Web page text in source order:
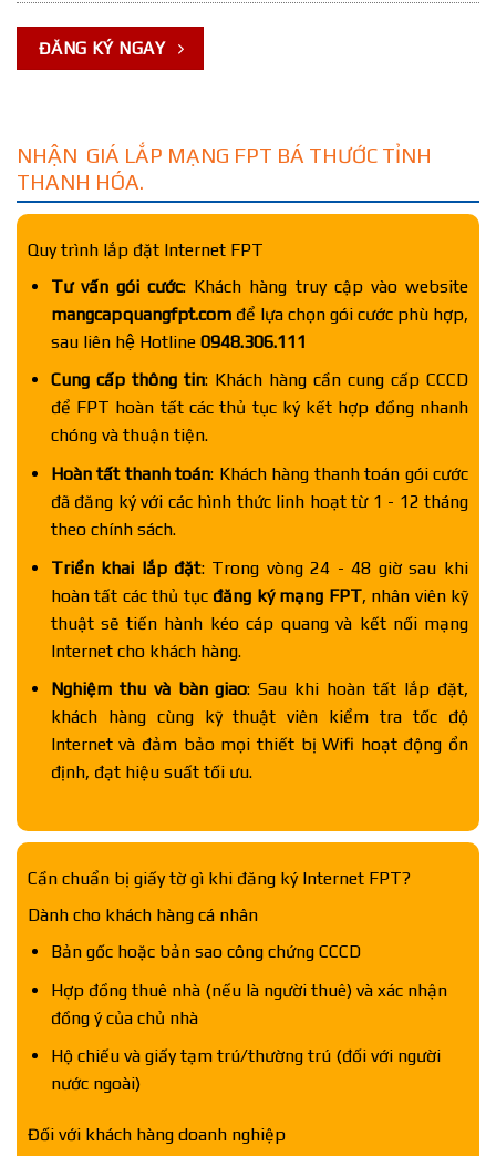
ĐĂNG KÝ NGAY
NHẬN GIÁ LẮP MẠNG FPT BÁ THƯỚC TỈNH
THANH HÓA.
Quy trình lắp đặt Internet FPT
Tư vấn gói cước: Khách hàng truy cập vào website
mangcapquangfpt.comđể lựa chọn gói cước phù hợp,
sau liên hệ Hotline 0948.306.111
Cung cấp thông tin: Khách hàng cần cung cấp CCCD
để FPT hoàn tất các thủ tục ký kết hợp đồng nhanh
chóng và thuận tiện.
Hoàn tất thanh toán: Khách hàng thanh toán gói cước
đã đăng ký với các hình thức linh hoạt từ 1 - 12 tháng
theo chính sách.
Triển khai lắp đặt: Trong vòng 24 - 48 giờ sau khi
hoàn tất các thủ tục đăng ký mạng FPT, nhân viên kỹ
thuật sẽ tiến hành kéo cáp quang và kết nối mạng
Internet cho khách hàng.
Nghiệm thu và bàn giao: Sau khi hoàn tất lắp đặt,
khách hàng cùng kỹ thuật viên kiểm tra tốc độ
Internet và đảm bảo mọi thiết bị Wifi hoạt động ổn
định, đạt hiệu suất tối ưu.
Cần chuẩn bị giấy tờ gì khi đăng ký Internet FPT?
Dành cho khách hàng cá nhân
Bản gốc hoặc bản sao công chứng CCCD
Hợp đồng thuê nhà (nếu là người thuê) và xác nhận
đồng ý của chủ nhà
Hộ chiếu và giấy tạm trú/thường trú (đối với người
nước ngoài)
Đối với khách hàng doanh nghiệp